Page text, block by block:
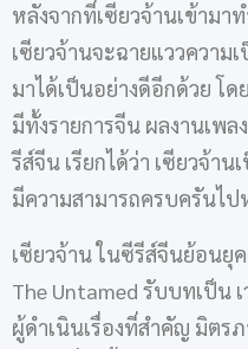
หลังจากที่เซียวจ้านเข้ามา
เซียวจ้านจะฉายแววความ
มาได้เป็นอย่างดีอีกด้วย โด
มีทั้งรายการจีน ผลงานเพล
รีส์จีน เรียกได้ว่า เซียวจ้า
มีความสามารถครบครันไ
เซียวจ้าน ในซีรีส์จีนย้อนยุ
The Untamed รับบทเป็น
ผู้ดำเนินเรื่องที่สำคัญ มิตร